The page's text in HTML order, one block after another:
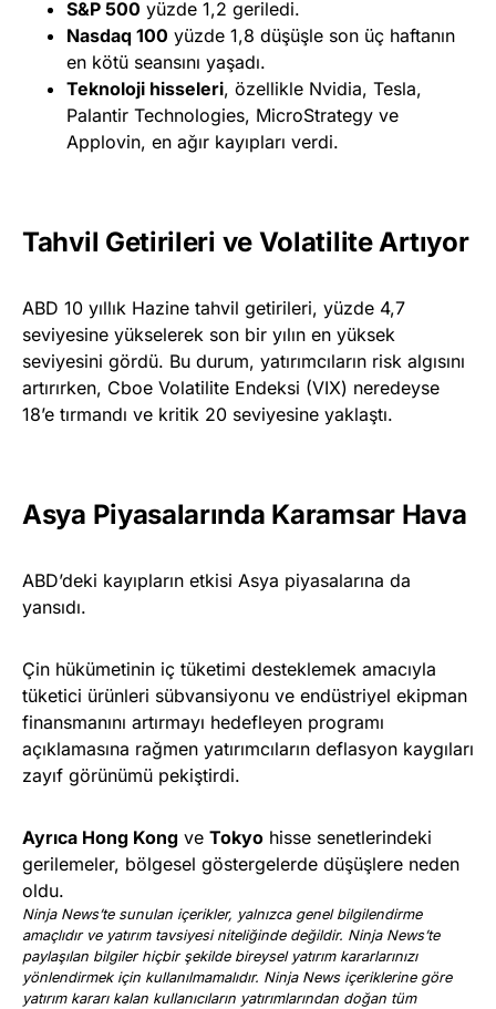
S&P 500 yüzde 1,2 geriledi.
Nasdaq 100 yüzde 1,8 düşüşle son üç haftanın
en kötü seansını yaşadı.
Teknoloji hisseleri, özellikle Nvidia, Tesla,
Palantir Technologies, MicroStrategy ve
Applovin, en ağır kayıpları verdi.
Tahvil Getirileri ve Volatilite Artıyor
ABD 10 yıllık Hazine tahvil getirileri, yüzde 4,7
seviyesine yükselerek son bir yılın en yüksek
seviyesini gördü. Bu durum, yatırımcıların risk algısını
artırırken, Cboe Volatilite Endeksi (VIX) neredeyse
18’e tırmandı ve kritik 20 seviyesine yaklaştı.
Asya Piyasalarında Karamsar Hava
ABD’deki kayıpların etkisi Asya piyasalarına da
yansıdı.
Çin hükümetinin iç tüketimi desteklemek amacıyla
tüketici ürünleri sübvansiyonu ve endüstriyel ekipman
finansmanını artırmayı hedefleyen programı
açıklamasına rağmen yatırımcıların deflasyon kaygıları
zayıf görünümü pekiştirdi.
Ayrıca Hong Kong ve Tokyo hisse senetlerindeki
gerilemeler, bölgesel göstergelerde düşüşlere neden
oldu.
Ninja News’te sunulan içerikler, yalnızca genel bilgilendirme
amaçlıdır ve yatırım tavsiyesi niteliğinde değildir. Ninja News’te
paylaşılan bilgiler hiçbir şekilde bireysel yatırım kararlarınızı
yönlendirmek için kullanılmamalıdır. Ninja News içeriklerine göre
yatırım kararı kalan kullanıcıların yatırımlarından doğan tüm